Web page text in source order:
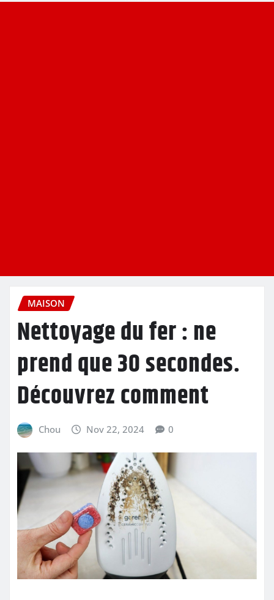
MAISON
Nettoyage du fer : ne
prend que 30 secondes.
Découvrez comment
Chou Nov 22, 2024 0